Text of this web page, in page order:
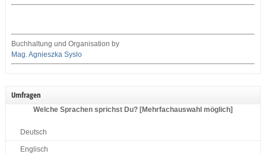
Buchhaltung und Organisation by
Mag. Agnieszka Syslo
Umfragen
Welche Sprachen sprichst Du? [Mehrfachauswahl möglich]
Deutsch
Englisch